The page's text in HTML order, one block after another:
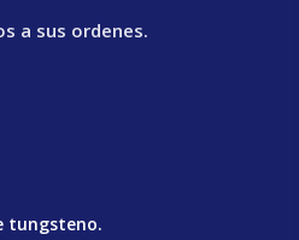
a sus ordenes.
tungsteno.